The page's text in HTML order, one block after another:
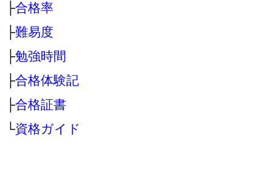
├合格率
├難易度
├勉強時間
├合格体験記
├合格証書
└資格ガイド